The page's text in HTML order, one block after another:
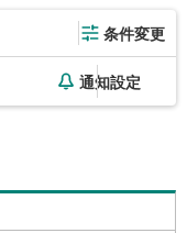
条件変更
通知設定